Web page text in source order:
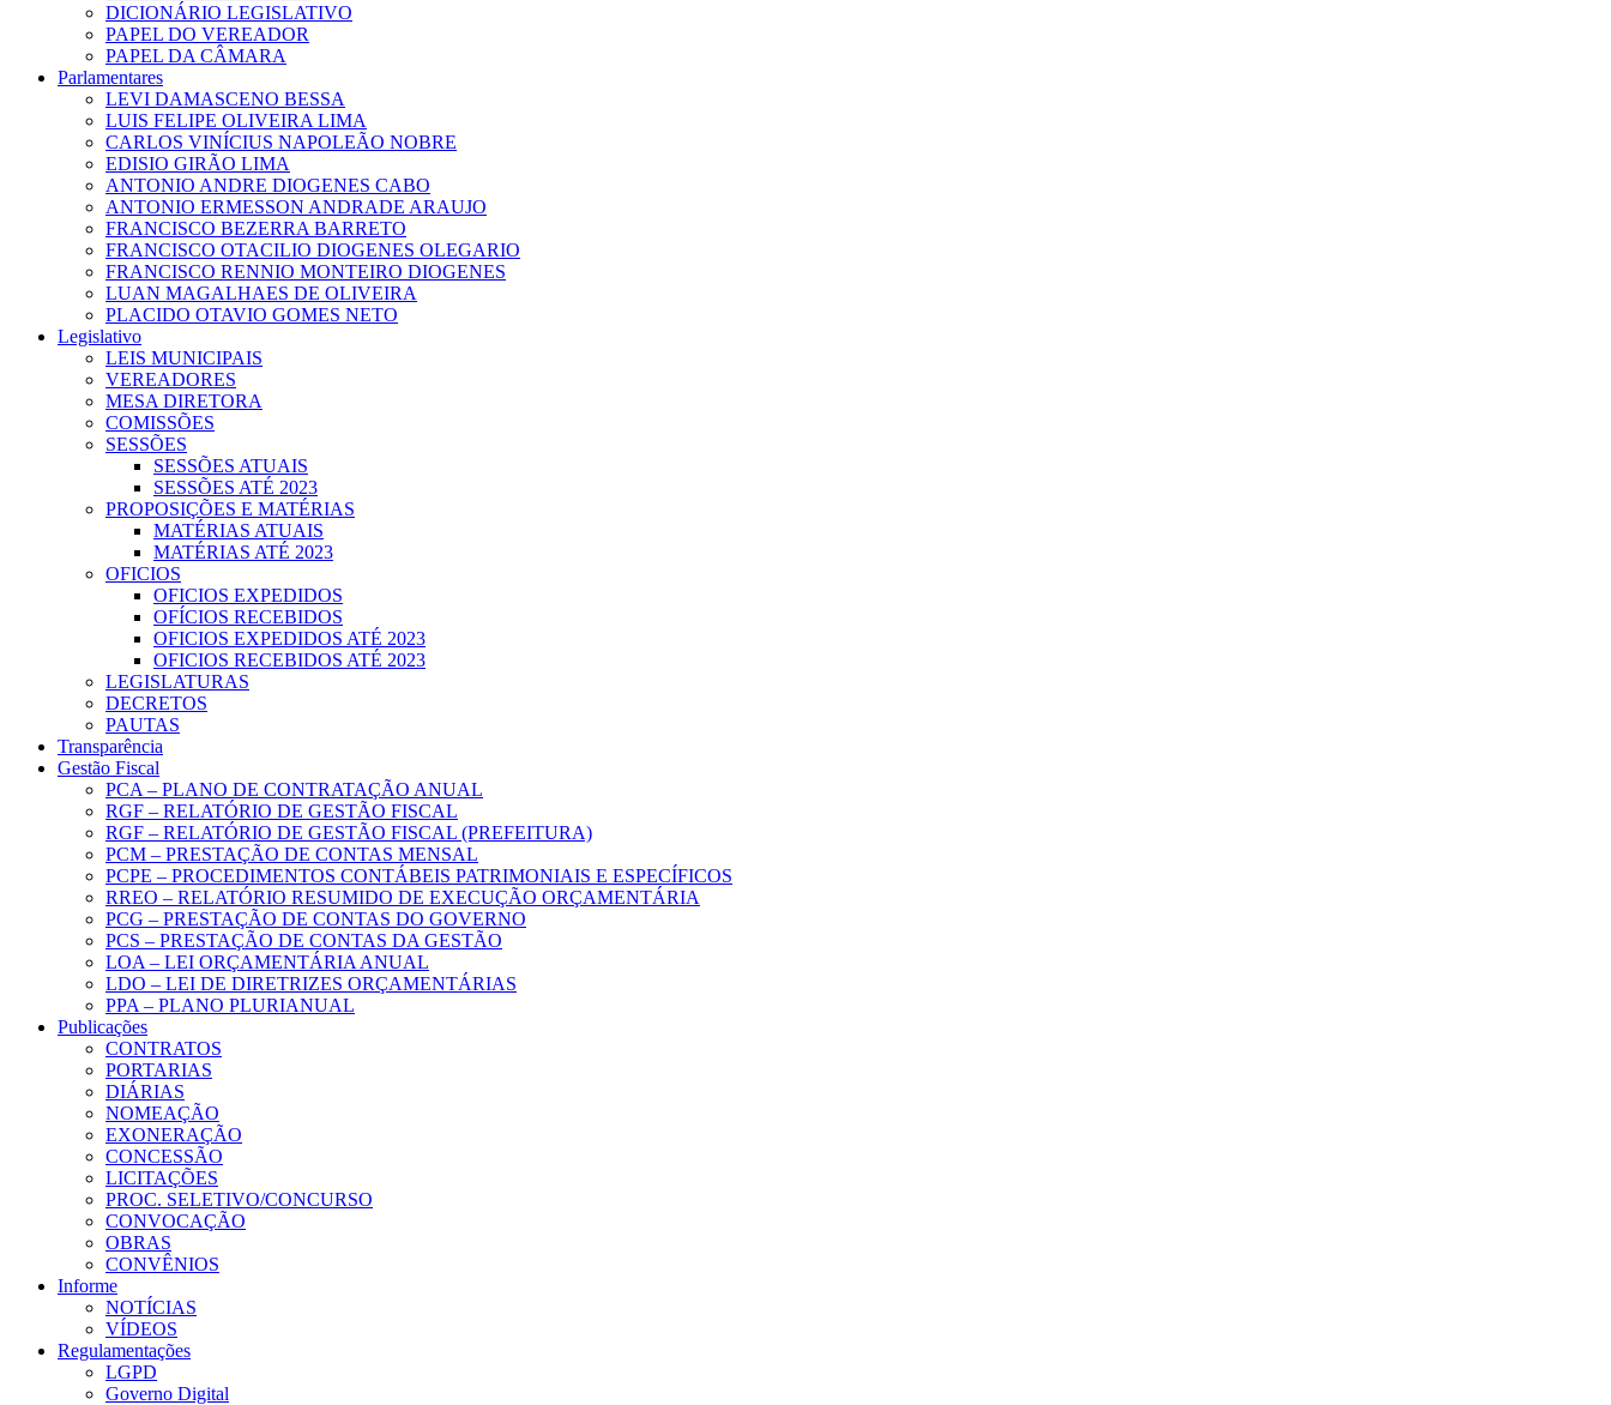
DICIONÁRIO LEGISLATIVO
PAPEL DO VEREADOR
PAPEL DA CÂMARA
Parlamentares
LEVI DAMASCENO BESSA
LUIS FELIPE OLIVEIRA LIMA
CARLOS VINÍCIUS NAPOLEÃO NOBRE
EDISIO GIRÃO LIMA
ANTONIO ANDRE DIOGENES CABO
ANTONIO ERMESSON ANDRADE ARAUJO
FRANCISCO BEZERRA BARRETO
FRANCISCO OTACILIO DIOGENES OLEGARIO
FRANCISCO RENNIO MONTEIRO DIOGENES
LUAN MAGALHAES DE OLIVEIRA
PLACIDO OTAVIO GOMES NETO
Legislativo
LEIS MUNICIPAIS
VEREADORES
MESA DIRETORA
COMISSÕES
SESSÕES
SESSÕES ATUAIS
SESSÕES ATÉ 2023
PROPOSIÇÕES E MATÉRIAS
MATÉRIAS ATUAIS
MATÉRIAS ATÉ 2023
OFICIOS
OFICIOS EXPEDIDOS
OFÍCIOS RECEBIDOS
OFICIOS EXPEDIDOS ATÉ 2023
OFICIOS RECEBIDOS ATÉ 2023
LEGISLATURAS
DECRETOS
PAUTAS
Transparência
Gestão Fiscal
PCA – PLANO DE CONTRATAÇÃO ANUAL
RGF – RELATÓRIO DE GESTÃO FISCAL
RGF – RELATÓRIO DE GESTÃO FISCAL (PREFEITURA)
PCM – PRESTAÇÃO DE CONTAS MENSAL
PCPE – PROCEDIMENTOS CONTÁBEIS PATRIMONIAIS E ESPECÍFICOS
RREO – RELATÓRIO RESUMIDO DE EXECUÇÃO ORÇAMENTÁRIA
PCG – PRESTAÇÃO DE CONTAS DO GOVERNO
PCS – PRESTAÇÃO DE CONTAS DA GESTÃO
LOA – LEI ORÇAMENTÁRIA ANUAL
LDO – LEI DE DIRETRIZES ORÇAMENTÁRIAS
PPA – PLANO PLURIANUAL
Publicações
CONTRATOS
PORTARIAS
DIÁRIAS
NOMEAÇÃO
EXONERAÇÃO
CONCESSÃO
LICITAÇÕES
PROC. SELETIVO/CONCURSO
CONVOCAÇÃO
OBRAS
CONVÊNIOS
Informe
NOTÍCIAS
VÍDEOS
Regulamentações
LGPD
Governo Digital